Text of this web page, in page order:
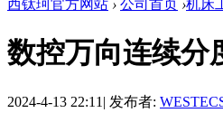
西钛珂官方网站 › 公司首页 ›机床
数控万向连续分
2024-4-13 22:11 | 发布者: